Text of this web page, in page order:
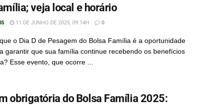
veja local e horário
11 DE JUNHO DE 2025, 09:14H 0
o Dia D de Pesagem do Bolsa Família é a oportunidade
garantir que sua família continue recebendo os benefícios
Esse evento, que ocorre ...
obrigatória do Bolsa Família 2025: